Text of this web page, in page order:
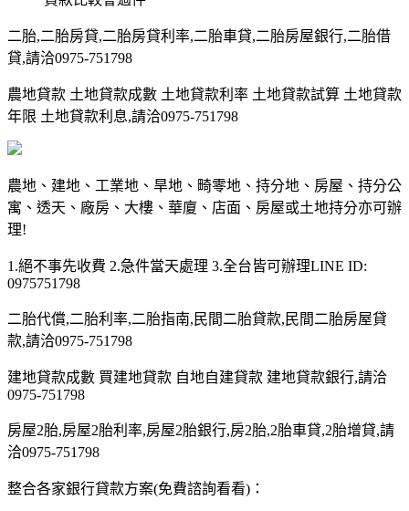
二胎,二胎房貸,二胎房貸利率,二胎車貸,二胎房屋銀行,二胎借
貸,請洽0975-751798
農地貸款 土地貸款成數 土地貸款利率 土地貸款試算 土地貸款
年限 土地貸款利息,請洽0975-751798
農地、建地、工業地、旱地、畸零地、持分地、房屋、持分公
寓、透天、廠房、大樓、華廈、店面、房屋或土地持分亦可辦
理!
1.絕不事先收費 2.急件當天處理 3.全台皆可辦理LINE ID:
0975751798
二胎代償,二胎利率,二胎指南,民間二胎貸款,民間二胎房屋貸
款,請洽0975-751798
建地貸款成數 買建地貸款 自地自建貸款 建地貸款銀行,請洽
0975-751798
房屋2胎,房屋2胎利率,房屋2胎銀行,房2胎,2胎車貸,2胎增貸,請
洽0975-751798
整合各家銀行貸款方案(免費諮詢看看)：